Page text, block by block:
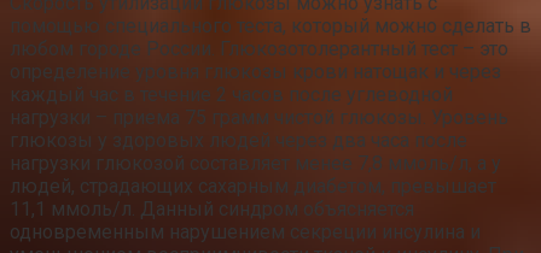
помощью специального теста, который можно сделать в
любом городе России. Глюкозотолерантный тест – это
определение уровня глюкозы крови натощак и через
каждый час в течение 2 часов после углеводной
нагрузки – приема 75 грамм чистой глюкозы. Уровень
глюкозы у здоровых людей через два часа после
нагрузки глюкозой составляет менее 7,8 ммоль/л, а у
людей, страдающих сахарным диабетом, превышает
11,1 ммоль/л. Данный синдром объясняется
одновременным нарушением секреции инсулина и